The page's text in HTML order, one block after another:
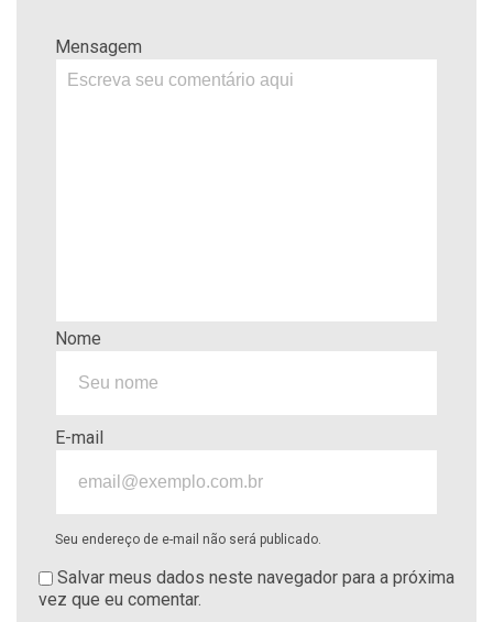
Mensagem
Nome
E-mail
Seu endereço de e-mail não será publicado.
Salvar meus dados neste navegador para a próxima
vez que eu comentar.